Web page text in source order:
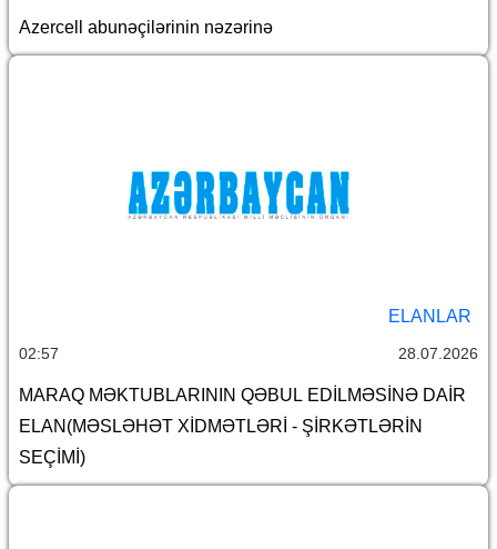
Azercell abunəçilərinin nəzərinə
ELANLAR
02:57 28.07.2026
MARAQ MƏKTUBLARININ QƏBUL EDİLMƏSİNƏ DAİR
ELAN(MƏSLƏHƏT XİDMƏTLƏRİ - ŞİRKƏTLƏRİN
SEÇİMİ)